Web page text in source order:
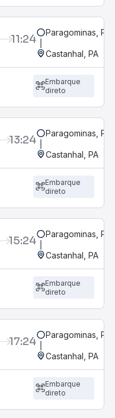
11:24 Paragominas, PA
Castanhal, PA
Embarque
direto
13:24 Paragominas, PA
Castanhal, PA
Embarque
direto
15:24 Paragominas, PA
Castanhal, PA
Embarque
direto
17:24 Paragominas, PA
Castanhal, PA
Embarque
direto